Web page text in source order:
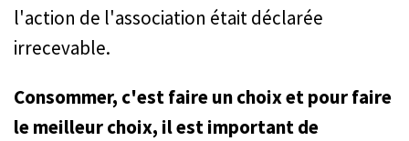
l'action de l'association était déclarée
irrecevable.
Consommer, c'est faire un choix et pour faire
le meilleur choix, il est important de